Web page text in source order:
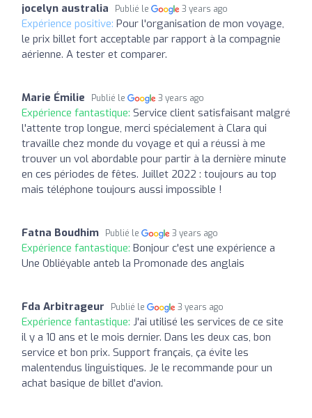
jocelyn australia Publié le 3 years ago
Expérience positive: Pour l'organisation de mon voyage,
le prix billet fort acceptable par rapport à la compagnie
aérienne. A tester et comparer.
Marie Émilie Publié le 3 years ago
Expérience fantastique: Service client satisfaisant malgré
l'attente trop longue, merci spécialement à Clara qui
travaille chez monde du voyage et qui a réussi à me
trouver un vol abordable pour partir à la dernière minute
en ces périodes de fêtes. Juillet 2022 : toujours au top
mais téléphone toujours aussi impossible !
Fatna Boudhim Publié le 3 years ago
Expérience fantastique: Bonjour c'est une expérience a
Une Obliéyable anteb la Promonade des anglais
Fda Arbitrageur Publié le 3 years ago
Expérience fantastique: J'ai utilisé les services de ce site
il y a 10 ans et le mois dernier. Dans les deux cas, bon
service et bon prix. Support français, ça évite les
malentendus linguistiques. Je le recommande pour un
achat basique de billet d'avion.